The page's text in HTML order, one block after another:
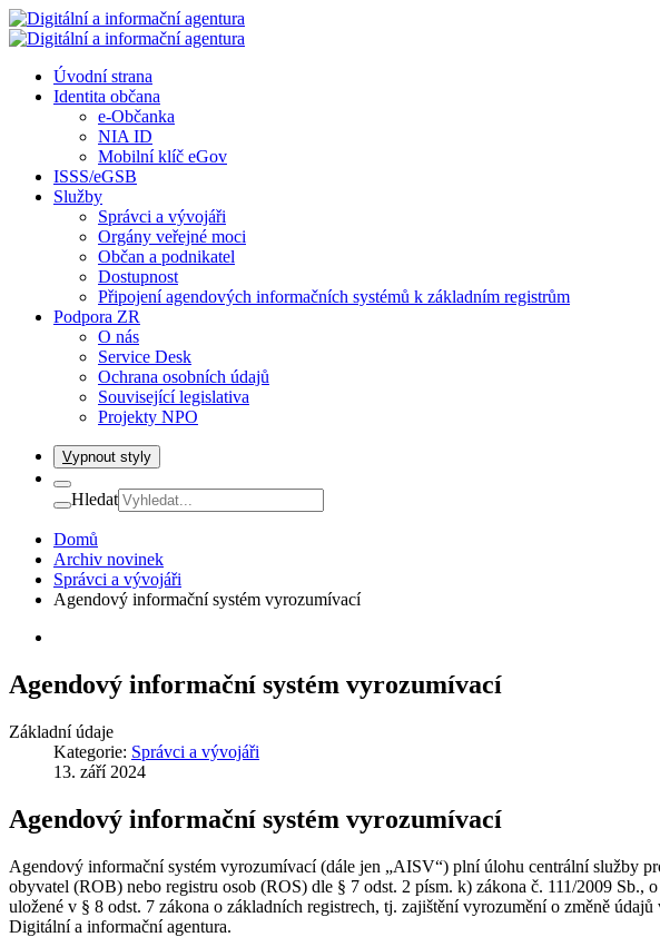
Úvodní strana
Identita občana
e-Občanka
NIA ID
Mobilní klíč eGov
ISSS/eGSB
Služby
Správci a vývojáři
Orgány veřejné moci
Občan a podnikatel
Dostupnost
Připojení agendových informačních systémů k základním registrům
Podpora ZR
O nás
Service Desk
Ochrana osobních údajů
Související legislativa
Projekty NPO
Vypnout styly
Hledat
Domů
Archiv novinek
Správci a vývojáři
Agendový informační systém vyrozumívací
Agendový informační systém vyrozumívací
Základní údaje
Kategorie: Správci a vývojáři
13. září 2024
Agendový informační systém vyrozumívací
Agendový informační systém vyrozumívací (dále jen „AISV“) plní úlohu centrální služby
obyvatel (ROB) nebo registru osob (ROS) dle § 7 odst. 2 písm. k) zákona č. 111/2009
uložené v § 8 odst. 7 zákona o základních registrech, tj. zajištění vyrozumění o změně
Digitální a informační agentura.